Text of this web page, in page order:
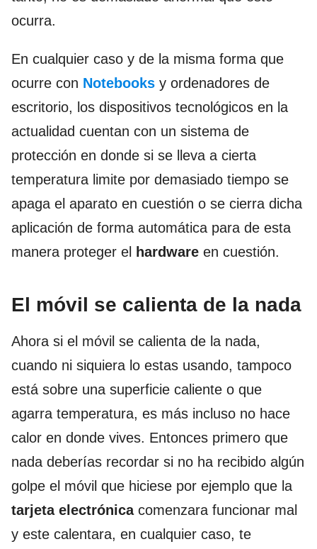
ocurra.
En cualquier caso y de la misma forma que
ocurre con Notebooks y ordenadores de
escritorio, los dispositivos tecnológicos en la
actualidad cuentan con un sistema de
protección en donde si se lleva a cierta
temperatura limite por demasiado tiempo se
apaga el aparato en cuestión o se cierra dicha
aplicación de forma automática para de esta
manera proteger el
hardware en cuestión.
El móvil se calienta de la nada
Ahora si el móvil se calienta de la nada,
cuando ni siquiera lo estas usando, tampoco
está sobre una superficie caliente o que
agarra temperatura, es más incluso no hace
calor en donde vives. Entonces primero que
nada deberías recordar si no ha recibido algún
golpe el móvil que hiciese por ejemplo que la
tarjeta electrónicacomenzara funcionar mal
y este calentara, en cualquier caso, te